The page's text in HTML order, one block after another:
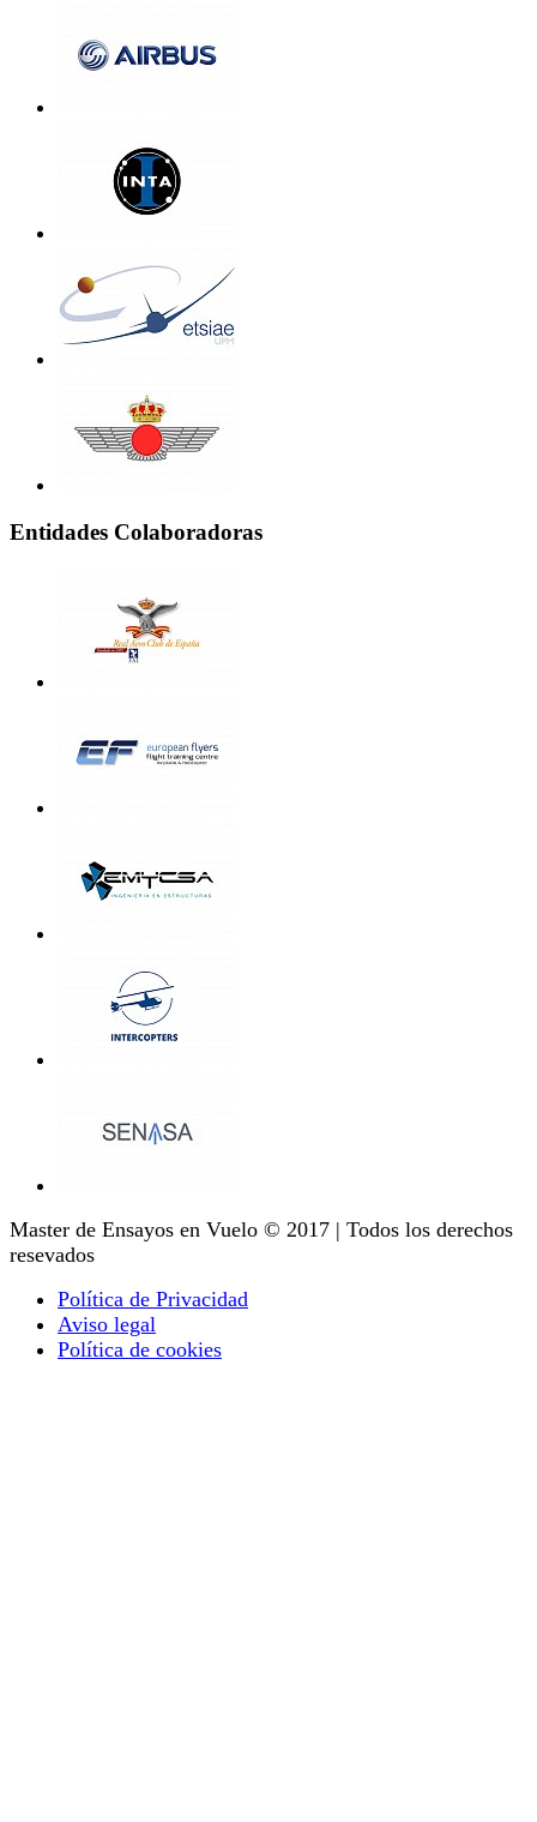
Entidades Colaboradoras
Master de Ensayos en Vuelo © 2017 | Todos los derechos
resevados
Política de Privacidad
Aviso legal
Política de cookies